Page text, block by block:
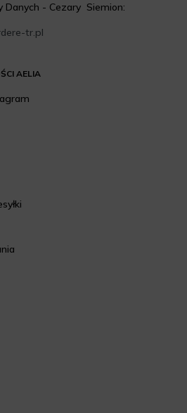
AELIA
Danych - Cezary Siemion:
tr.pl